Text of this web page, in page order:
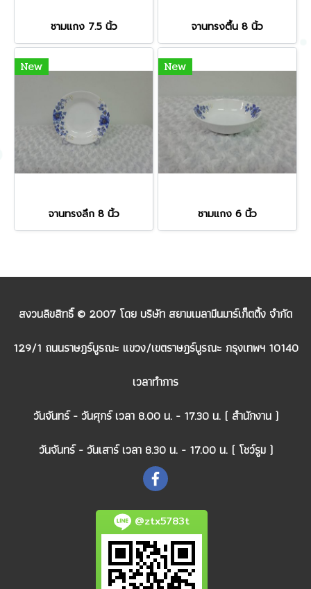
ชามแกง 7.5 นิ้ว จานทรงตื้น 8 นิ้ว
New
จานทรงลึก 8 นิ้ว
New
ชามแกง 6 นิ้ว
สงวนลิขสิทธิ์ © 2007 โดย บริษัท สยามเมลามีนมาร์เก็ตติ้ง จำกัด
129/1 ถนนราษฎร์บูรณะ แขวง/เขตราษฎร์บูรณะ กรุงเทพฯ 10140
เวลาทำการ
วันจันทร์ - วันศุกร์ เวลา 8.00 น. - 17.30 น. ( สำนักงาน )
วันจันทร์ - วันเสาร์ เวลา 8.30 น. - 17.00 น. ( โชว์รูม )
@ztx5783t